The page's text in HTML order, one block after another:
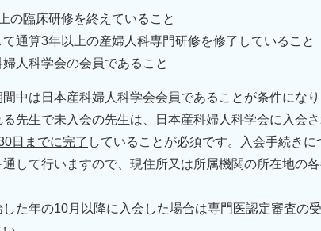
の臨床研修を終えていること
通算3年以上の産婦人科専門研修を修了していること
人科学会の会員であること
中は日本産科婦人科学会会員であることが条件になり
先生で未入会の先生は、日本産科婦人科学会に入会
日までに完了 していることが必須です。入会手続きに
して行いますので、現住所又は所属機関の所在地の
た年の10月以降に入会した場合は専門医認定審査の